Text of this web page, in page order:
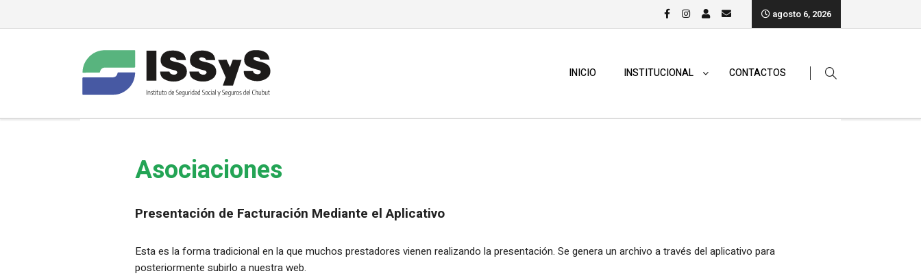
agosto 6, 2026
INICIO INSTITUCIONAL CONTACTOS
Asociaciones
Presentación de Facturación Mediante el Aplicativo
Esta es la forma tradicional en la que muchos prestadores vienen realizando la presentación. Se genera un archivo a través del aplicativo para
posteriormente subirlo a nuestra web.